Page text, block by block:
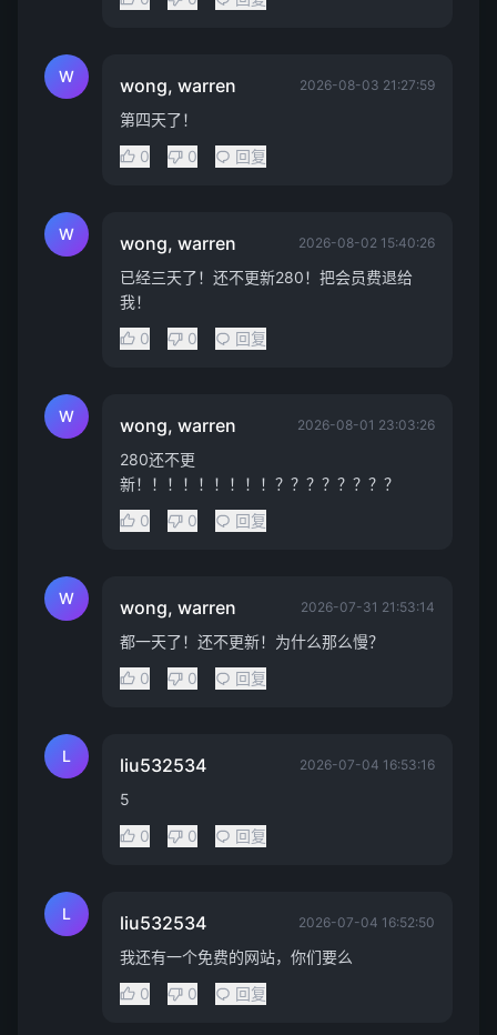
W wong, warren 2026-08-03 21:27:59
第四天了！
0
0 回复
W wong, warren 2026-08-02 15:40:26
已经三天了！还不更新280！把会员费退给
我！
0
0 回复
W wong, warren 2026-08-01 23:03:26
280还不更
新！！！！！！！！！？？？？？？？？
0
0 回复
W wong, warren 2026-07-31 21:53:14
都一天了！还不更新！为什么那么慢？
0
0 回复
L liu532534 2026-07-04 16:53:16
5
0
0 回复
L liu532534 2026-07-04 16:52:50
我还有一个免费的网站，你们要么
0
0 回复